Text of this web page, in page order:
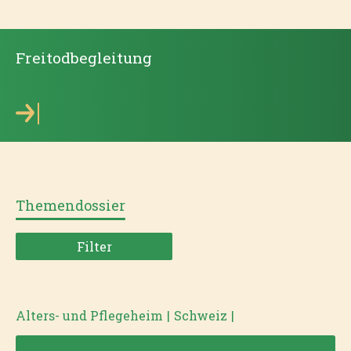
Freitodbegleitung
Themendossier
Filter
Alters- und Pflegeheim | Schweiz |